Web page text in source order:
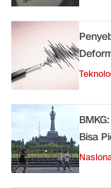
Bisa